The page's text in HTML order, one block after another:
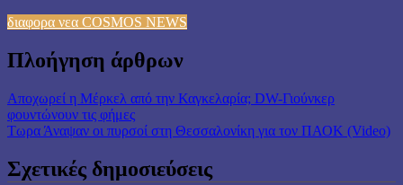
διαφορα νεα COSMOS NEWS
Πλοήγηση άρθρων
Αποχωρεί η Μέρκελ από την Καγκελαρία; DW-Γιούνκερ
φουντώνουν τις φήμες
Τωρα Άναψαν οι πυρσοί στη Θεσσαλονίκη για τον ΠΑΟΚ (Video)
Σχετικές δημοσιεύσεις